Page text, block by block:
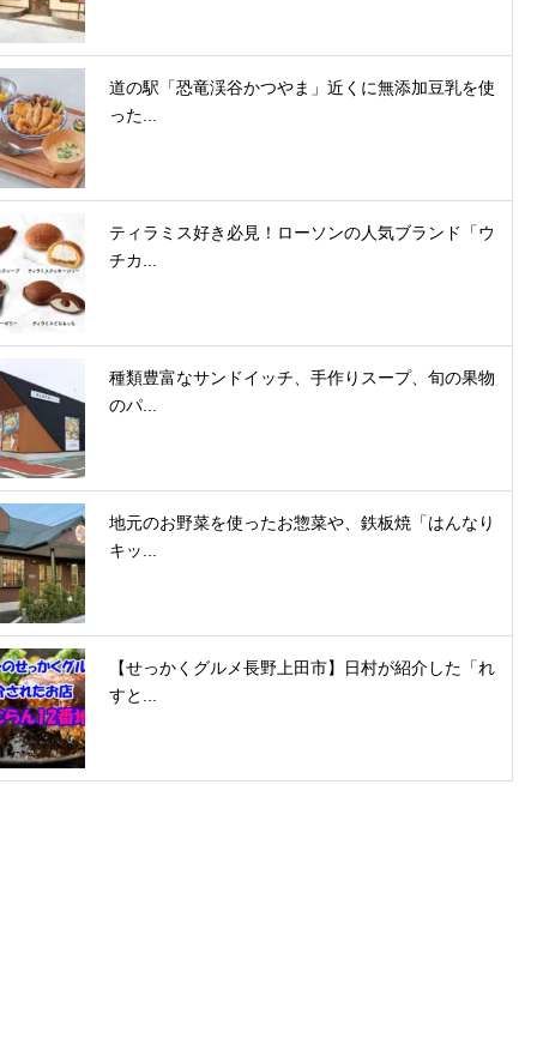
道の駅「恐竜渓谷かつやま」近くに無添加豆乳を使
った...
ティラミス好き必見！ローソンの人気ブランド「ウ
チカ...
種類豊富なサンドイッチ、手作りスープ、旬の果物
のパ...
地元のお野菜を使ったお惣菜や、鉄板焼「はんなり
キッ...
【せっかくグルメ長野上田市】日村が紹介した「れ
すと...